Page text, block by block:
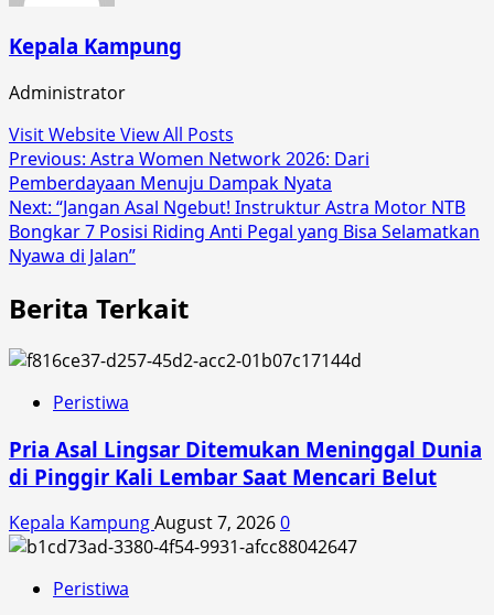
Kepala Kampung
Administrator
Visit WebsiteView All Posts
Post
navigation
Previous: Astra Women Network 2026: Dari
Pemberdayaan Menuju Dampak Nyata
Next: “Jangan Asal Ngebut! Instruktur Astra Motor NTB
Bongkar 7 Posisi Riding Anti Pegal yang Bisa Selamatkan
Nyawa di Jalan”
Berita Terkait
Peristiwa
Pria Asal Lingsar Ditemukan Meninggal Dunia
di Pinggir Kali Lembar Saat Mencari Belut
Kepala KampungAugust 7, 20260
Peristiwa